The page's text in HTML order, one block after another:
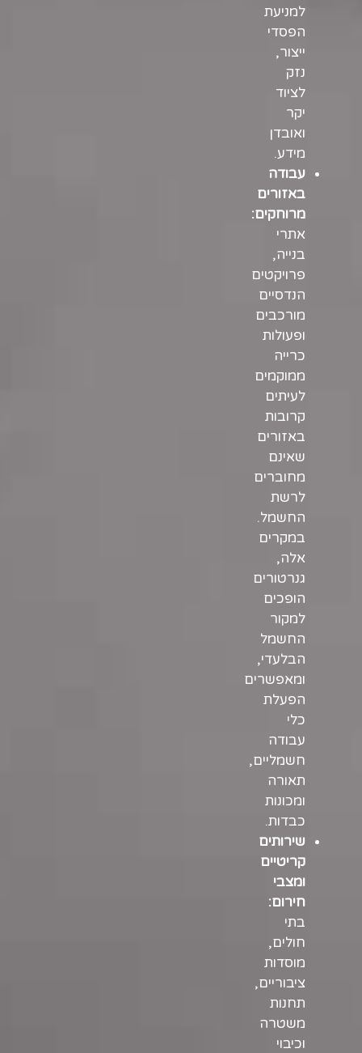
למניעת
הפסדי
ייצור,
נזק
לציוד
יקר
ואובדן
מידע.
עבודה
באזורים
מרוחקים:
אתרי
בנייה,
פרויקטים
הנדסיים
מורכבים
ופעולות
כרייה
ממוקמים
לעיתים
קרובות
באזורים
שאינם
מחוברים
לרשת
החשמל.
במקרים
אלה,
גנרטורים
הופכים
למקור
החשמל
הבלעדי,
ומאפשרים
הפעלת
כלי
עבודה
חשמליים,
תאורה
ומכונות
כבדות.
שירותים
קריטיים
ומצבי
חירום:
בתי
חולים,
מוסדות
ציבוריים,
תחנות
משטרה
וכיבוי